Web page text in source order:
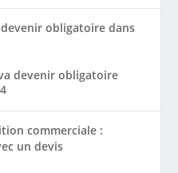
obligatoire dans
commerciale :
un devis